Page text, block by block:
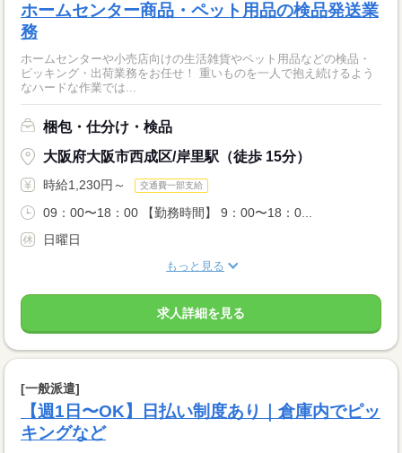
ホームセンター商品・ペット用品の検品発送業
務
ホームセンターや小売店向けの生活雑貨やペット用品などの検品・
ピッキング・出荷業務をお任せ！ 重いものを一人で抱え続けるよう
なハードな作業では...
梱包・仕分け・検品
大阪府大阪市西成区/岸里駅（徒歩 15分）
時給1,230円～ 交通費一部支給
09：00〜18：00 【勤務時間】 9：00〜18：0...
日曜日
もっと見る
求人詳細を見る
[一般派遣]
【週1日〜OK】日払い制度あり｜倉庫内でピッ
キングなど